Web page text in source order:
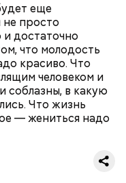
еще
просто
достаточно
что молодость
красиво. Что
человеком и
соблазны, в какую
Что жизнь
— жениться надо
борщ, щи, котлеты,
пироги, омлет,
от него не будет.
человека, тем
вероятность
—